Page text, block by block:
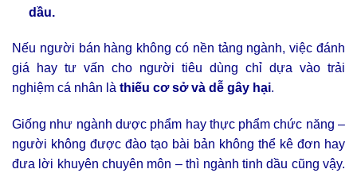
dầu.
Nếu người bán hàng không có nền tảng ngành, việc đánh
giá hay tư vấn cho người tiêu dùng chỉ dựa vào trải
nghiệm cá nhân là thiếu cơ sở và dễ gây hại.
Giống như ngành dược phẩm hay thực phẩm chức năng –
người không được đào tạo bài bản không thể kê đơn hay
đưa lời khuyên chuyên môn – thì ngành tinh dầu cũng vậy.